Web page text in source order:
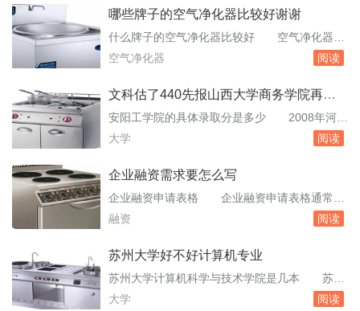
装修的价位不同和房子的面积不一样，所以没办
修 东北农村8万元房屋装修，可以考虑以下
几种方案：简单装修：如果预算有限，可以选择
哪些牌子的空气净化器比较好谢谢
什么牌子的空气净化器比较好 空气净化器排
名，空气净化器已经有了多种不同的设计制作方
品质的改善带来显著效果。而这一切目的只有一
量。我朋友就买过一台圣帝尼空气净化器我用过
质量还是很OK的，据说他们官方月销。车载空
空气净化器 阅读
文科估了440先报山西大学商务学院再报
山西师范大学现代文理学院
安阳工学院的具体录取分是多少 2008年河南
高考录取分数线类别录取批次文化分数线分专业
二批513517本科三批48。大学松田学院广东31
学院湖北33湘潭大学兴湘学院湖南34山西大学商
务学院山西35武。11年高...
大学 阅读
企业融资需求要怎么写
企业融资申请表格 企业融资申请表格通常包
括以下几个部分：企业基本信息：这部分包括企
话、经营范围、注册资本、成立时间等。融资需
限、融资的具体用途以及还款来源。企业财务状
况：提供企业的资产。创业计划书企业概况怎么
融资 阅读
苏州大学好不好计算机专业
苏州大学计算机科学与技术学院是几本 苏州
大学的本三包括文正学院和应用技术学院，其余
大学 阅读